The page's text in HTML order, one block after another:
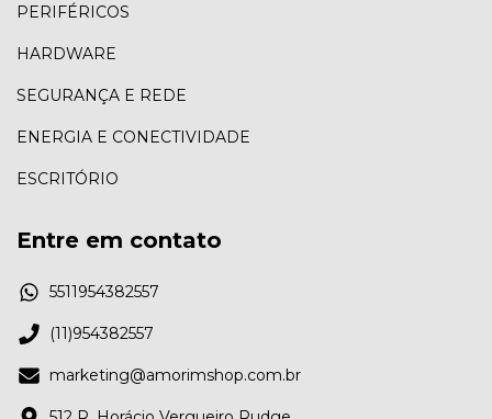
PERIFÉRICOS
HARDWARE
SEGURANÇA E REDE
ENERGIA E CONECTIVIDADE
ESCRITÓRIO
Entre em contato
5511954382557
(11)954382557
marketing@amorimshop.com.br